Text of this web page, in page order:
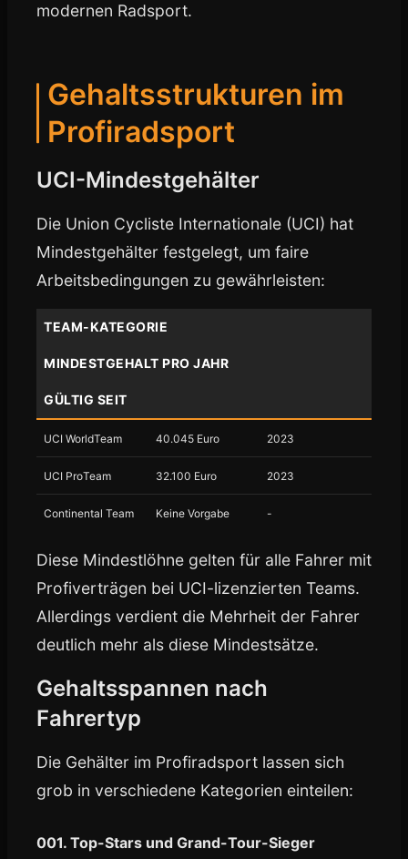
modernen Radsport.
Gehaltsstrukturen im
Profiradsport
UCI-Mindestgehälter
Die Union Cycliste Internationale (UCI) hat
Mindestgehälter festgelegt, um faire
Arbeitsbedingungen zu gewährleisten:
TEAM-KATEGORIE
MINDESTGEHALT PRO JAHR
GÜLTIG SEIT
UCI WorldTeam 40.045 Euro 2023
UCI ProTeam 32.100 Euro 2023
Continental Team Keine Vorgabe -
Diese Mindestlöhne gelten für alle Fahrer mit
Profiverträgen bei UCI-lizenzierten Teams.
Allerdings verdient die Mehrheit der Fahrer
deutlich mehr als diese Mindestsätze.
Gehaltsspannen nach
Fahrertyp
Die Gehälter im Profiradsport lassen sich
grob in verschiedene Kategorien einteilen:
001. Top-Stars und Grand-Tour-Sieger